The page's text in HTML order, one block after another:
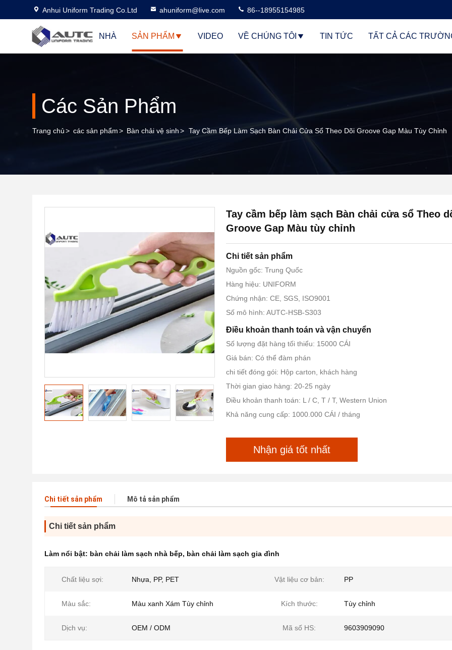
Anhui Uniform Trading Co.Ltd ahuniform@live.com 86--18955154985
NHÀ SẢN PHẨM VIDEO VỀ CHÚNG TÔI TIN TỨC TẤT CẢ CÁC
Các Sản Phẩm
Trang chủ> các sản phẩm> Bàn chải vệ sinh> Tay Cầm Bếp Làm Sạch Bàn Chải Cửa Sổ Theo Dõi Groove Gap Màu Tùy Chỉnh
Tay cầm bếp làm sạch Bàn chải cửa sổ Theo
Groove Gap Màu tùy chỉnh
Chi tiết sản phẩm
Nguồn gốc: Trung Quốc
Hàng hiệu: UNIFORM
Chứng nhận: CE, SGS, ISO9001
Số mô hình: AUTC-HSB-S303
Điều khoản thanh toán và vận chuyển
Số lượng đặt hàng tối thiểu: 15000 CÁI
Giá bán: Có thể đàm phán
chi tiết đóng gói: Hộp carton, khách hàng
Thời gian giao hàng: 20-25 ngày
Điều khoản thanh toán: L / C, T / T, Western Union
Khả năng cung cấp: 1000.000 CÁI / tháng
Nhận giá tốt nhất
Chi tiết sản phẩm Mô tả sản phẩm
Chi tiết sản phẩm
Làm nổi bật: bàn chải làm sạch nhà bếp, bàn chải làm sạch gia đình
Chất liệu sợi: Nhựa, PP, PET Vật liệu cơ bản: PP
Màu sắc: Màu xanh Xám Tùy chỉnh Kích thước: Tùy chỉnh
Dịch vụ: OEM / ODM Mã số HS: 9603909090